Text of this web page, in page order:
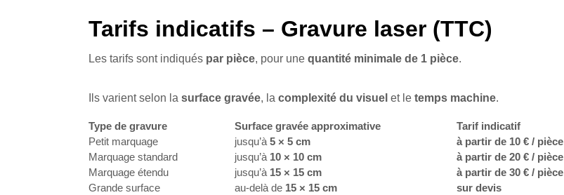
Tarifs indicatifs – Gravure laser (TTC)
Les tarifs sont indiqués par pièce, pour une quantité minimale de 1 pièce.
Ils varient selon la surface gravée, la complexité du visuel et le temps machine.
Type de gravure Surface gravée approximative
Tarif indicatif
Petit marquage
jusqu’à 5 × 5 cm
à partir de 10 € / pièce
Marquage standard
jusqu’à 10 × 10 cm
à partir de 20 € / pièce
Marquage étendu
jusqu’à 15 × 15 cm
à partir de 30 € / pièce
Grande surface
au-delà de 15 × 15 cm
sur devis